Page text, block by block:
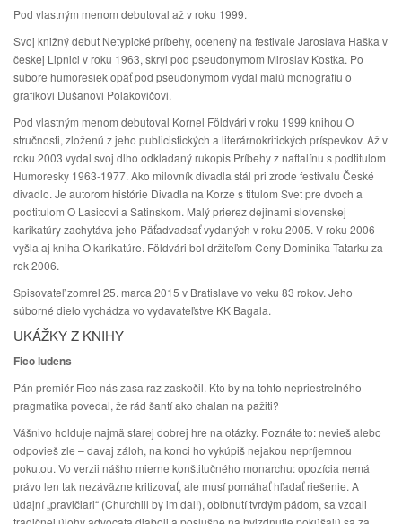
Pod vlastným menom debutoval až v roku 1999.
Svoj knižný debut Netypické príbehy, ocenený na festivale Jaroslava Haška v
českej Lipnici v roku 1963, skryl pod pseudonymom Miroslav Kostka. Po
súbore humoresiek opäť pod pseudonymom vydal malú monografiu o
grafikovi Dušanovi Polakovičovi.
Pod vlastným menom debutoval Kornel Földvári v roku 1999 knihou O
stručnosti, zloženú z jeho publicistických a literárnokritických príspevkov. Až v
roku 2003 vydal svoj dlho odkladaný rukopis Príbehy z naftalínu s podtitulom
Humoresky 1963-1977. Ako milovník divadla stál pri zrode festivalu České
divadlo. Je autorom histórie Divadla na Korze s titulom Svet pre dvoch a
podtitulom O Lasicovi a Satinskom. Malý prierez dejinami slovenskej
karikatúry zachytáva jeho Päťadvadsať vydaných v roku 2005. V roku 2006
vyšla aj kniha O karikatúre. Földvári bol držiteľom Ceny Dominika Tatarku za
rok 2006.
Spisovateľ zomrel 25. marca 2015 v Bratislave vo veku 83 rokov. Jeho
súborné dielo vychádza vo vydavateľstve KK Bagala.
UKÁŽKY Z KNIHY
Fico ludens
Pán premiér Fico nás zasa raz zaskočil. Kto by na tohto nepriestrelného
pragmatika povedal, že rád šantí ako chalan na pažiti?
Vášnivo holduje najmä starej dobrej hre na otázky. Poznáte to: nevieš alebo
odpovieš zle – davaj záloh, na konci ho vykúpiš nejakou nepríjemnou
pokutou. Vo verzii nášho mierne konštitučného monarchu: opozícia nemá
právo len tak nezáväzne kritizovať, ale musí pomáhať hľadať riešenie. A
údajní „pravičiari“ (Churchill by im dal!), oblbnutí tvrdým pádom, sa vzdali